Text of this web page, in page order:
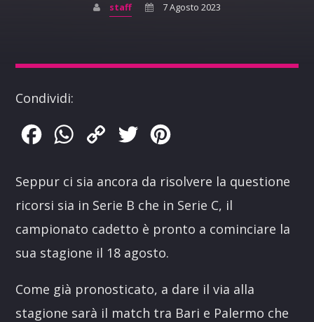
staff 7 Agosto 2023
Condividi:
FacebookWhatsApp
Copy
Twitter
Seppur ci sia ancora da risolvere la questione
ricorsi sia in Serie B che in Serie C, il
campionato cadetto è pronto a cominciare la
sua stagione il 18 agosto.
Come già pronosticato, a dare il via alla
stagione sarà il match tra Bari e Palermo che